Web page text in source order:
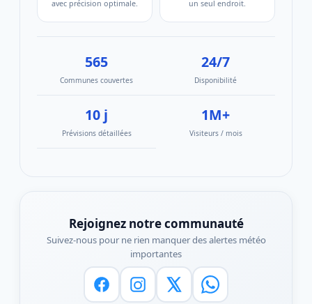
avec précision optimale. un seul endroit.
565
Communes couvertes
24/7
Disponibilité
10 j
Prévisions détaillées
1M+
Visiteurs / mois
Rejoignez notre communauté
Suivez-nous pour ne rien manquer des alertes météo
importantes